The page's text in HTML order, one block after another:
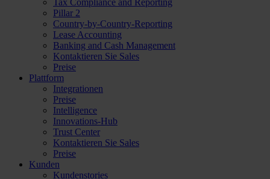
Tax Compliance and Reporting
Pillar 2
Country-by-Country-Reporting
Lease Accounting
Banking and Cash Management
Kontaktieren Sie Sales
Preise
Plattform
Integrationen
Preise
Intelligence
Innovations-Hub
Trust Center
Kontaktieren Sie Sales
Preise
Kunden
Kundenstories